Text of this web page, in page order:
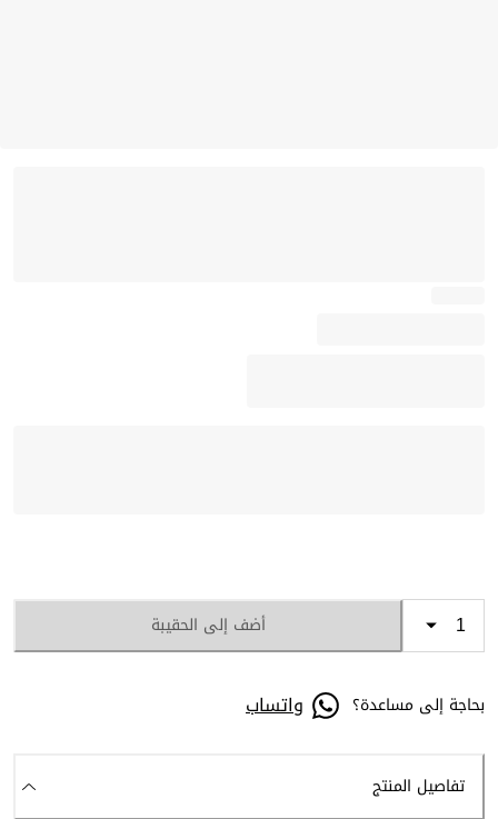
أضف إلى الحقيبة
بحاجة إلى مساعدة؟ واتساب
تفاصيل المنتج